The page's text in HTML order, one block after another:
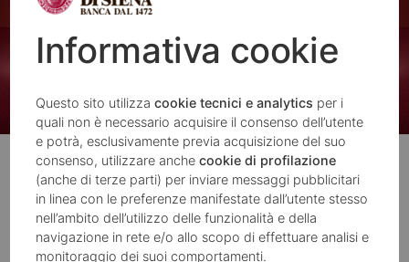
Cessione del Quinto
Non lasciare a metà i tuoi progetti
Informativa cookie
Questo sito utilizzacookie tecnici e analytics per i
quali non è necessario acquisire il consenso dell’utente
e potrà, esclusivamente previa acquisizione del suo
consenso, utilizzare anchecookie di profilazione
(anche di terze parti) per inviare messaggi pubblicitari
in linea con le preferenze manifestate dall’utente stesso
nell’ambito dell’utilizzo delle funzionalità e della
navigazione in rete e/o allo scopo di effettuare analisi e
monitoraggio dei suoi comportamenti.